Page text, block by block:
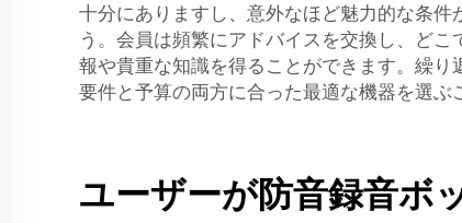
十分にありますし、意外なほど魅力的な条
う。会員は頻繁にアドバイスを交換し、ど
報や貴重な知識を得ることができます。繰
要件と予算の両方に合った最適な機器を選ぶ
ユーザーが防音録音ボ